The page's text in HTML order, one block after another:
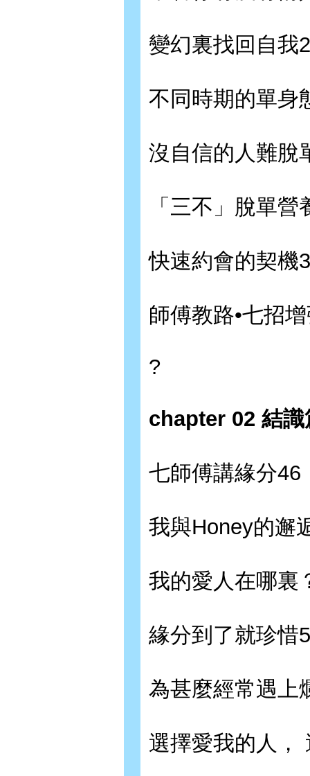
變幻裏找回自我
不同時期的單身
沒自信的人難脫
「三不」脫單營
快速約會的契機
師傅教路•七招
?
chapter 02 結識
七師傅講緣分46
我與Honey的邂
我的愛人在哪裏
緣分到了就珍惜
為甚麼經常遇上
選擇愛我的人，